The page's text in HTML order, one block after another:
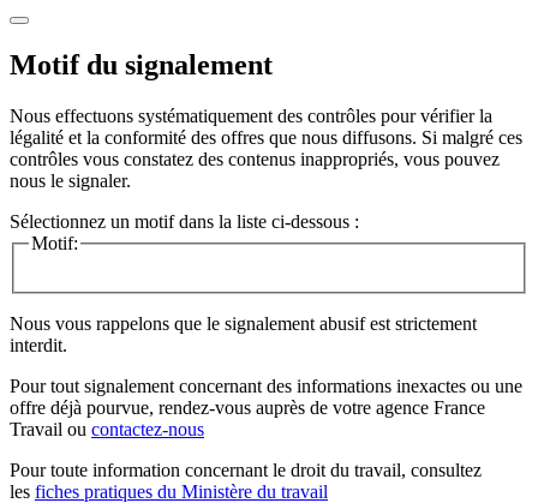
Motif du signalement
Nous effectuons systématiquement des contrôles pour vérifier la
légalité et la conformité des offres que nous diffusons. Si malgré ces
contrôles vous constatez des contenus inappropriés, vous pouvez
nous le signaler.
Sélectionnez un motif dans la liste ci-dessous :
Motif:
Nous vous rappelons que le signalement abusif est strictement
interdit.
Pour tout signalement concernant des informations inexactes ou une
offre déjà pourvue, rendez-vous auprès de votre agence France
Travail ou contactez-nous
Pour toute information concernant le droit du travail, consultez
les fiches pratiques du Ministère du travail